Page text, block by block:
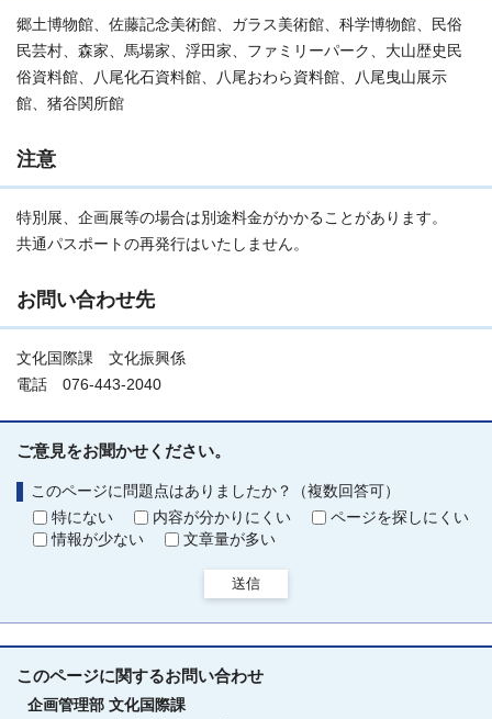
郷土博物館、佐藤記念美術館、ガラス美術館、科学博物館、民俗
民芸村、森家、馬場家、浮田家、ファミリーパーク、大山歴史民
俗資料館、八尾化石資料館、八尾おわら資料館、八尾曳山展示
館、猪谷関所館
注意
特別展、企画展等の場合は別途料金がかかることがあります。
共通パスポートの再発行はいたしません。
お問い合わせ先
文化国際課 文化振興係
電話 076-443-2040
ご意見をお聞かせください。
このページに問題点はありましたか？（複数回答可）
特にない
内容が分かりにくい
ページを探しにくい
情報が少ない
文章量が多い
送信
このページに関するお問い合わせ
企画管理部 文化国際課